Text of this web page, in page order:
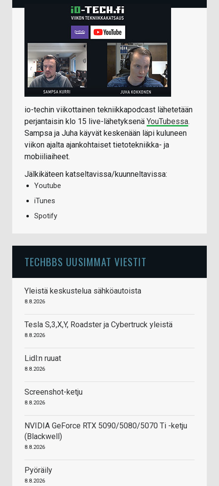
io-techin viikottainen tekniikkapodcast lähetetään
perjantaisin klo 15 live-lähetyksenä YouTubessa.
Sampsa ja Juha käyvät keskenään läpi kuluneen
viikon ajalta ajankohtaiset tietotekniikka- ja
mobiiliaiheet.
Jälkikäteen katseltavissa/kuunneltavissa:
Youtube
iTunes
Spotify
TECHBBS UUSIMMAT VIESTIT
Yleistä keskustelua sähköautoista
8.8.2026
Tesla S,3,X,Y, Roadster ja Cybertruck yleistä
8.8.2026
Lidl:n ruuat
8.8.2026
Screenshot-ketju
8.8.2026
NVIDIA GeForce RTX 5090/5080/5070 Ti -ketju
(Blackwell)
8.8.2026
Pyöräily
8.8.2026